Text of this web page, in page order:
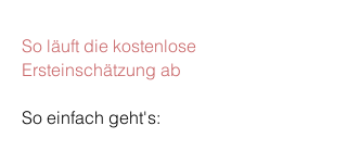
So läuft die kostenlose
Ersteinschätzung ab
So einfach geht's: